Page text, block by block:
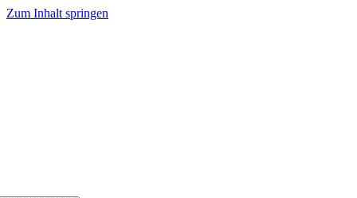
Zum Inhalt springen